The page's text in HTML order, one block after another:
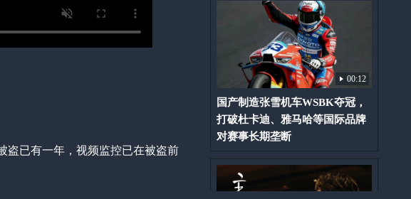
盗已有一年，视频监控已在被盗前
00:12
国产制造张雪机车WSBK夺冠，
打破杜卡迪、雅马哈等国际品牌
对赛事长期垄断